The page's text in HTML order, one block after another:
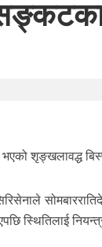
शृङ्खलावद्ध
स्थितिलाई